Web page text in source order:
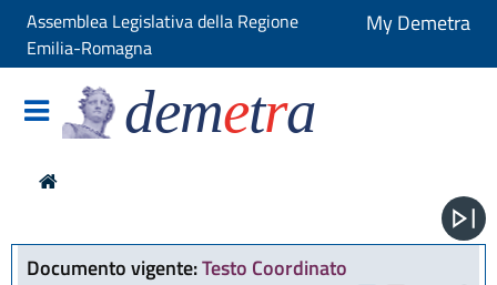
Assemblea Legislativa della Regione
Emilia-Romagna
My Demetra
demetra
Documento vigente:Testo Coordinato